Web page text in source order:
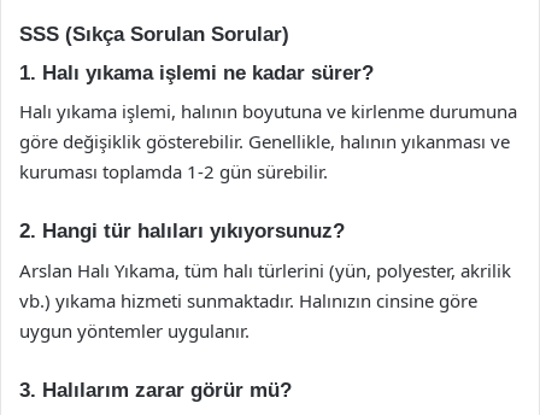
SSS (Sıkça Sorulan Sorular)
1. Halı yıkama işlemi ne kadar sürer?
Halı yıkama işlemi, halının boyutuna ve kirlenme durumuna
göre değişiklik gösterebilir. Genellikle, halının yıkanması ve
kuruması toplamda 1-2 gün sürebilir.
2. Hangi tür halıları yıkıyorsunuz?
Arslan Halı Yıkama, tüm halı türlerini (yün, polyester, akrilik
vb.) yıkama hizmeti sunmaktadır. Halınızın cinsine göre
uygun yöntemler uygulanır.
3. Halılarım zarar görür mü?